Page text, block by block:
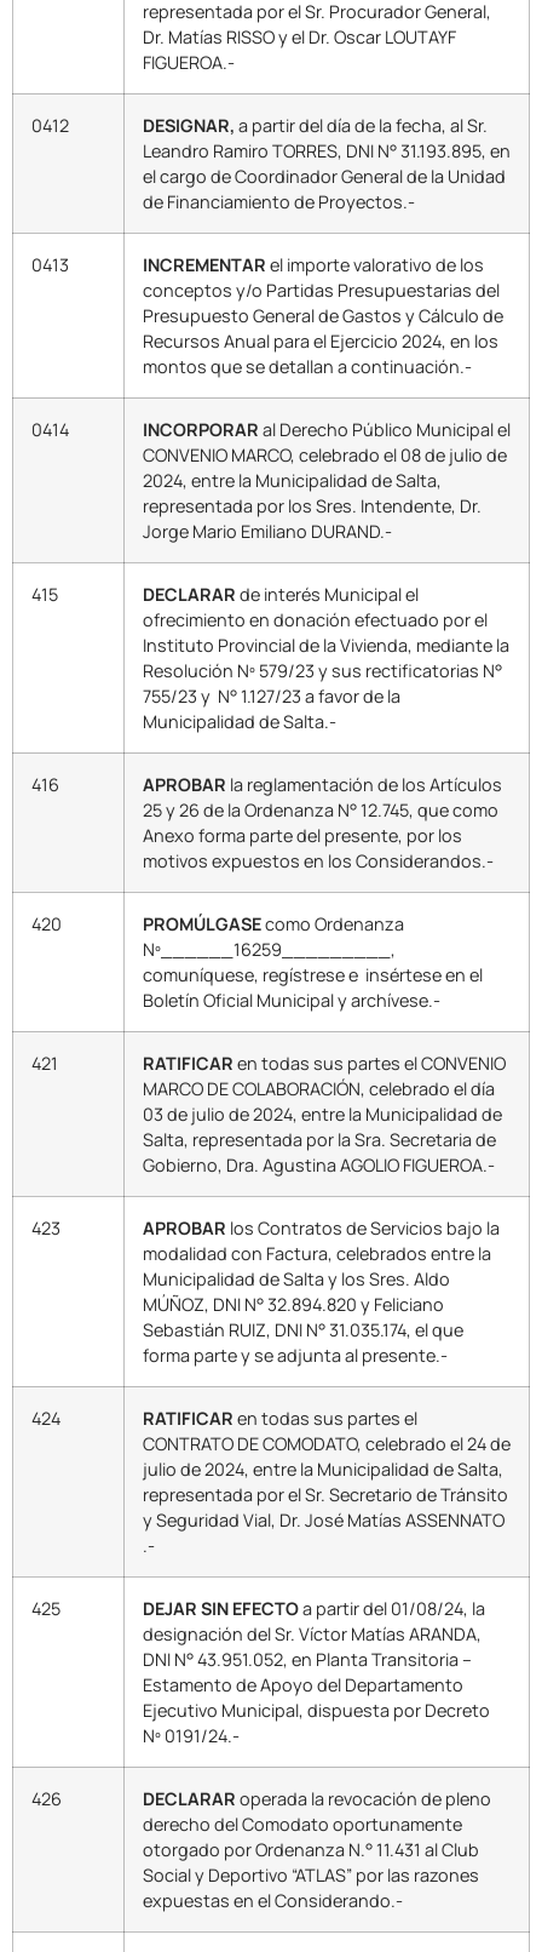
representada por el Sr. Procurador General,
Dr. Matías RISSO y el Dr. Oscar LOUTAYF
FIGUEROA.-
0412 DESIGNAR, a partir del día de la fecha, al Sr.
Leandro Ramiro TORRES, DNI N° 31.193.895, en
el cargo de Coordinador General de la Unidad
de Financiamiento de Proyectos.-
0413 INCREMENTAR el importe valorativo de los
conceptos y/o Partidas Presupuestarias del
Presupuesto General de Gastos y Cálculo de
Recursos Anual para el Ejercicio 2024, en los
montos que se detallan a continuación.-
0414 INCORPORAR al Derecho Público Municipal el
CONVENIO MARCO, celebrado el 08 de julio de
2024, entre la Municipalidad de Salta,
representada por los Sres. Intendente, Dr.
Jorge Mario Emiliano DURAND.-
415 DECLARAR de interés Municipal el
ofrecimiento en donación efectuado por el
Instituto Provincial de la Vivienda, mediante la
Resolución Nº 579/23 y sus rectificatorias N°
755/23 y N° 1.127/23 a favor de la
Municipalidad de Salta.-
416 APROBAR la reglamentación de los Artículos
25 y 26 de la Ordenanza N° 12.745, que como
Anexo forma parte del presente, por los
motivos expuestos en los Considerandos.-
420 PROMÚLGASEcomo Ordenanza
Nº______16259_________,
comuníquese, regístrese e insértese en el
Boletín Oficial Municipal y archívese.-
421 RATIFICAR en todas sus partes el CONVENIO
MARCO DE COLABORACIÓN, celebrado el día
03 de julio de 2024, entre la Municipalidad de
Salta, representada por la Sra. Secretaria de
Gobierno, Dra. Agustina AGOLIO FIGUEROA.-
423 APROBAR los Contratos de Servicios bajo la
modalidad con Factura, celebrados entre la
Municipalidad de Salta y los Sres. Aldo
MÚÑOZ, DNI N° 32.894.820 y Feliciano
Sebastián RUIZ, DNI N° 31.035.174, el que
forma parte y se adjunta al presente.-
424 RATIFICAR en todas sus partes el
CONTRATO DE COMODATO, celebrado el 24 de
julio de 2024, entre la Municipalidad de Salta,
representada por el Sr. Secretario de Tránsito
y Seguridad Vial, Dr. José Matías ASSENNATO
.-
425 DEJAR SIN EFECTOa partir del 01/08/24, la
designación del Sr. Víctor Matías ARANDA,
DNI N° 43.951.052, en Planta Transitoria –
Estamento de Apoyo del Departamento
Ejecutivo Municipal, dispuesta por Decreto
Nº 0191/24.-
426 DECLARAR operada la revocación de pleno
derecho del Comodato oportunamente
otorgado por Ordenanza N.° 11.431 al Club
Social y Deportivo “ATLAS” por las razones
expuestas en el Considerando.-